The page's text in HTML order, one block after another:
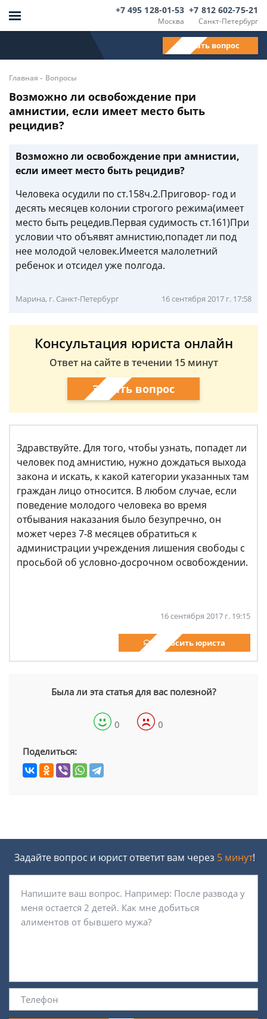
Москва
+7 495 128-01-53
Санкт-Петербург
+7 812 602-75-21
Задать вопрос
Главная - Вопросы
Возможно ли освобождение при
амнистии, если имеет место быть
рецидив?
Возможно ли освобождение при амнистии,
если имеет место быть рецидив?
Человека осудили по ст.158ч.2.Приговор- год и
десять месяцев колонии строгого режима(имеет
место быть рецедив.Первая судимость ст.161)При
условии что объявят амнистию,попадет ли под
нее молодой человек.Имеется малолетний
ребенок и отсидел уже полгода.
Марина, г. Санкт-Петербург 16 сентября 2017 г. 17:58
Консультация юриста онлайн
Ответ на сайте в течении 15 минут
Задать вопрос
Здравствуйте. Для того, чтобы узнать, попадет ли
человек под амнистию, нужно дождаться выхода
закона и искать, к какой категории указанных там
граждан лицо относится. В любом случае, если
поведение молодого человека во время
отбывания наказания было безупречно, он
может через 7-8 месяцев обратиться к
администрации учреждения лишения свободы с
просьбой об условно-досрочном освобождении.
16 сентября 2017 г. 19:15
Спросить юриста
Была ли эта статья для вас полезной?
0 0
Поделиться:
Задайте вопрос и юрист ответит вам через 5 минут!